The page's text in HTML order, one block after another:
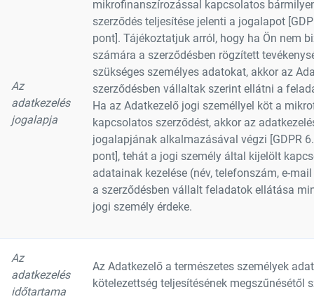
Az
adatkezelés
jogalapja
mikrofinanszírozással kapcsolatos
szerződés teljesítése jelenti a jogalapot
pont]. Tájékoztatjuk arról, hogy ha Ön nem
számára a szerződésben rögzített
szükséges személyes adatokat, akkor az
szerződésben vállaltak szerint ellátni a
Ha az Adatkezelő jogi személlyel köt a
kapcsolatos szerződést, akkor az
jogalapjának alkalmazásával végzi [GDPR
pont], tehát a jogi személy által kijelölt
adatainak kezelése (név, telefonszám, e-
a szerződésben vállalt feladatok ellátása
jogi személy érdeke.
Az
adatkezelés
időtartama
Az Adatkezelő a természetes személyek
kötelezettség teljesítésének megszűnésétől